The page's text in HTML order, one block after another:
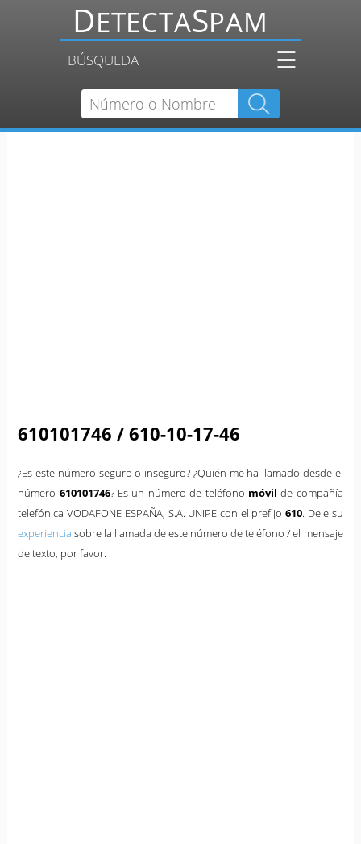
BÚSQUEDA ☰
610101746 / 610-10-17-46
¿Es este número seguro o inseguro? ¿Quién me ha llamado desde el
número 610101746? Es un número de teléfono móvil de compañía
telefónica VODAFONE ESPAÑA, S.A. UNIPE con el prefijo610. Deje su
experiencia sobre la llamada de este número de teléfono / el mensaje
de texto, por favor.